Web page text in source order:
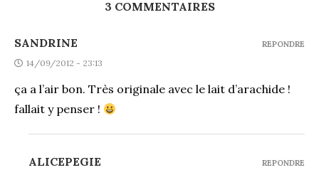
3 COMMENTAIRES
SANDRINE
14/09/2012 - 23:13
ça a l’air bon. Très originale avec le lait d’arachide !
fallait y penser !
REPONDRE
ALICEPEGIE REPONDRE